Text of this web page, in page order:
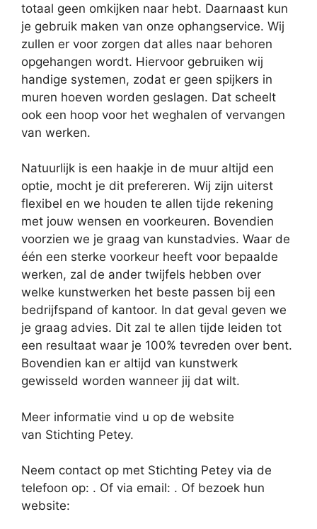
totaal geen omkijken naar hebt. Daarnaast kun
je gebruik maken van onze ophangservice. Wij
zullen er voor zorgen dat alles naar behoren
opgehangen wordt. Hiervoor gebruiken wij
handige systemen, zodat er geen spijkers in
muren hoeven worden geslagen. Dat scheelt
ook een hoop voor het weghalen of vervangen
van werken.
Natuurlijk is een haakje in de muur altijd een
optie, mocht je dit prefereren. Wij zijn uiterst
flexibel en we houden te allen tijde rekening
met jouw wensen en voorkeuren. Bovendien
voorzien we je graag van kunstadvies. Waar de
één een sterke voorkeur heeft voor bepaalde
werken, zal de ander twijfels hebben over
welke kunstwerken het beste passen bij een
bedrijfspand of kantoor. In dat geval geven we
je graag advies. Dit zal te allen tijde leiden tot
een resultaat waar je 100% tevreden over bent.
Bovendien kan er altijd van kunstwerk
gewisseld worden wanneer jij dat wilt.
Meer informatie vind u op de website
van Stichting Petey.
Neem contact op met Stichting Petey via de
telefoon op: . Of via email: . Of bezoek hun
website: